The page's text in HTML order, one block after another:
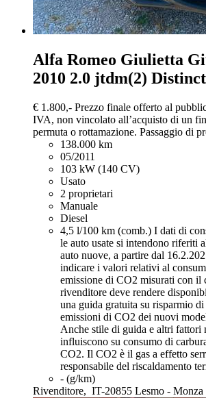
Alfa Romeo Giulietta
2010 2.0 jtdm(2)
€ 1.800,- Prezzo finale offerto al
IVA, non vincolato all’acquisto di un
permuta o rottamazione. Passaggio di
138.000 km
05/2011
103 kW (140 CV)
Usato
2 proprietari
Manuale
Diesel
4,5 l/100 km (comb.) I dati di
le auto usate si intendono riferiti
auto nuove, a partire dal
indicare i valori relativi al
emissione di CO2 misurati con il
rivenditore deve rendere
una guida gratuita su risparmio di
emissioni di CO2 dei nuovi
Anche stile di guida e altri fattori
influiscono su consumo di
CO2. Il CO2 è il gas a effetto
responsabile del riscaldamento
- (g/km)
Rivenditore, IT-20855 Lesmo -